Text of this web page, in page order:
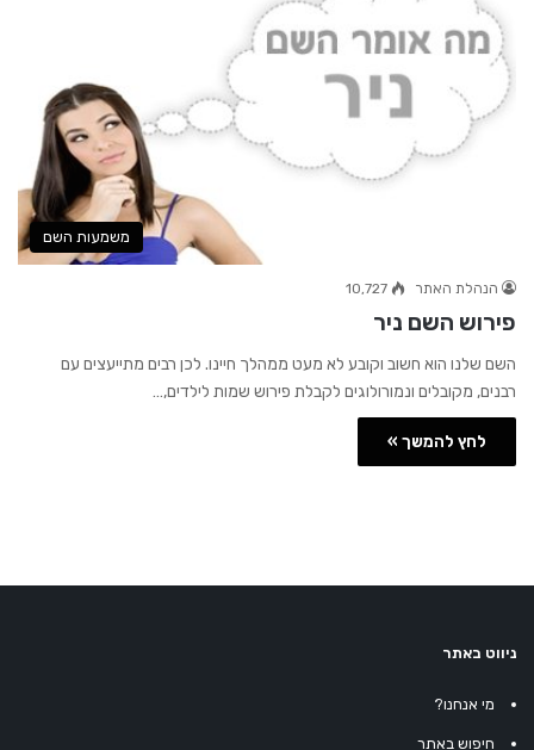
משמעות השם
הנהלת האתר 10,727
פירוש השם ניר
השם שלנו הוא חשוב וקובע לא מעט ממהלך חיינו. לכן רבים מתייעצים עם
רבנים, מקובלים ונמורולוגים לקבלת פירוש שמות לילדים,…
לחץ להמשך »
ניווט באתר
מי אנחנו?
חיפוש באתר